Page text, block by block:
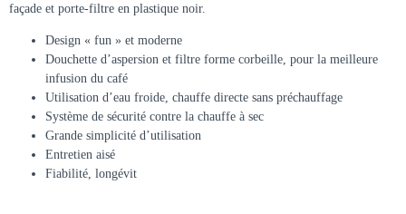
façade et porte-filtre en plastique noir.
Design « fun » et moderne
Douchette d’aspersion et filtre forme corbeille, pour la meilleure
infusion du café
Utilisation d’eau froide, chauffe directe sans préchauffage
Système de sécurité contre la chauffe à sec
Grande simplicité d’utilisation
Entretien aisé
Fiabilité, longévit